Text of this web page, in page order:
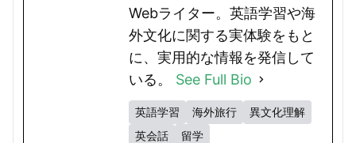
Webライター。英語学習や海
外文化に関する実体験をもと
に、実用的な情報を発信して
いる。 See Full Bio
英語学習 海外旅行
異文化理解
英会話
留学